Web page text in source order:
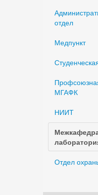
отдел
Медпункт
МГАФК
НИИТ
Отдел